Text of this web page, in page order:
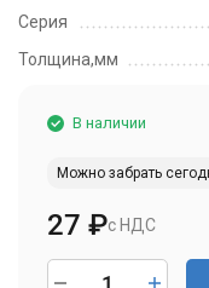
Серия
Толщина,мм
В наличии
Можно забрать
с НДС
27 ₽